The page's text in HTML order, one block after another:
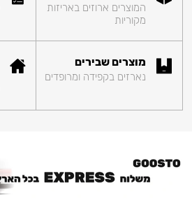
המוצרים ארוזים באריזות
מקוריות
מוצרים שבירים
נארזים בקפידה ומרופדים